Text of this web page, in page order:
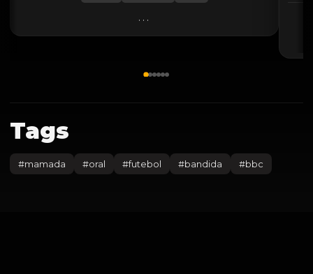
...
Tags
#mamada #oral #futebol #bandida #bbc